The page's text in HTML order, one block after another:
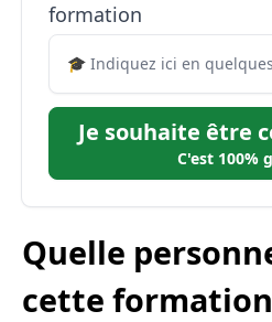
formation
Je souhaite être
C'est 100%
Quelle
cette